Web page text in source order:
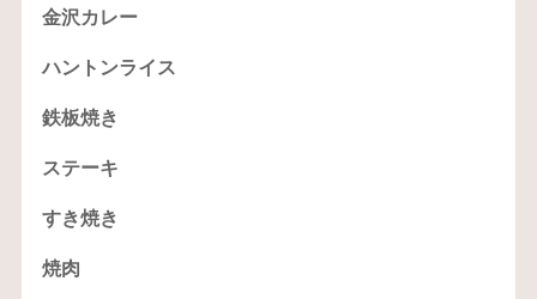
金沢カレー
ハントンライス
鉄板焼き
ステーキ
すき焼き
焼肉